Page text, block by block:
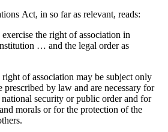
Act, in so far as relevant, reads:
the right of association in
… and the legal order as
of association may be subject only
prescribed by law and are necessary for
security or public order and for
morals or for the protection of the